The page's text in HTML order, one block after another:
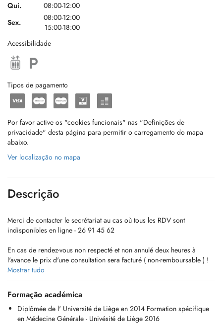
Qui.
08:00-12:00
Sex.
08:00-12:00
15:00-18:00
Acessibilidade
Tipos de pagamento
Por favor active os "cookies funcionais" nas "Definições de
privacidade" desta página para permitir o carregamento do mapa
abaixo.
Ver localização no mapa
Descrição
Merci de contacter le secrétariat au cas où tous les RDV sont
indisponibles en ligne - 26 91 45 62
En cas de rendez-vous non respecté et non annulé deux heures à
l'avance le prix d'une consultation sera facturé ( non-remboursable ) !
Visitez notre site internet: www.medicalwincrange.lu
Mostrar tudo
Formação académica
Diplômée de l' Université de Liège en 2014 Formation spécifique
en Médecine Générale - Univésité de Liège 2016